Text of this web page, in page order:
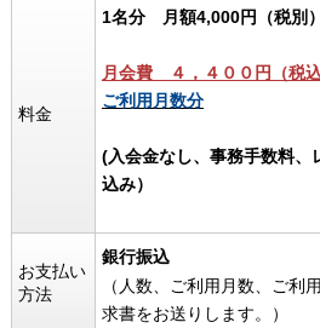
料金
1名分 月額4,000円（税別
月会費 ４，４００円（税込
ご利用月数分
(入会金なし、事務手数料、
込み）
お支払い
方法
銀行振込
（人数、ご利用月数、ご利
求書をお送りします。）